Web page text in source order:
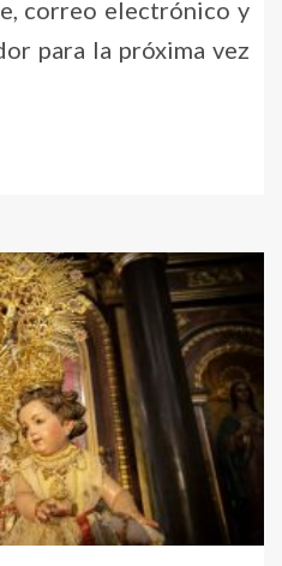
correo electrónico y
para la próxima vez